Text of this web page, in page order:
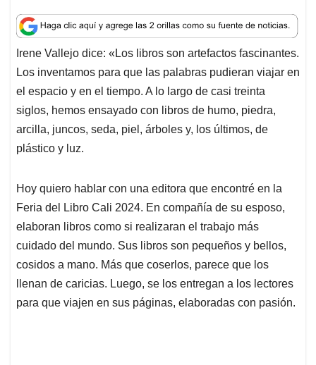
a
t
s
A
p
p
c
e
b
o
o
k
n
k
e
d
I
n
a
i
l
r
e
a
d
s
Irene Vallejo dice: «Los libros son artefactos fascinantes.
Los inventamos para que las palabras pudieran viajar en
el espacio y en el tiempo. A lo largo de casi treinta
siglos, hemos ensayado con libros de humo, piedra,
arcilla, juncos, seda, piel, árboles y, los últimos, de
plástico y luz.
Hoy quiero hablar con una editora que encontré en la
Feria del Libro Cali 2024. En compañía de su esposo,
elaboran libros como si realizaran el trabajo más
cuidado del mundo. Sus libros son pequeños y bellos,
cosidos a mano. Más que coserlos, parece que los
llenan de caricias. Luego, se los entregan a los lectores
para que viajen en sus páginas, elaboradas con pasión.